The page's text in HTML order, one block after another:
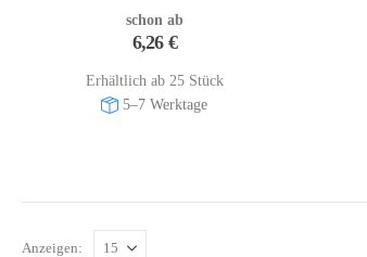
schon ab
6,26 €
Erhältlich ab 25 Stück
5–7 Werktage
Anzeigen: